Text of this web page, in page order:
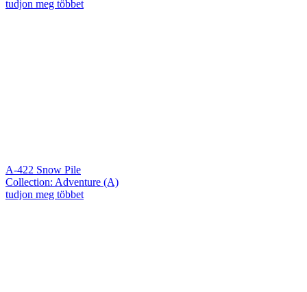
tudjon meg többet
A-422 Snow Pile
Collection: Adventure (A)
tudjon meg többet